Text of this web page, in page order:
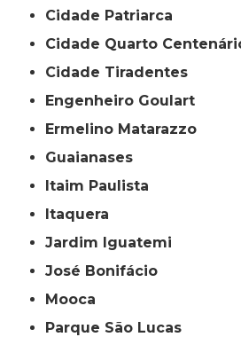
Cidade Patriarca
Cidade Quarto
Cidade Tiradentes
Engenheiro Goulart
Ermelino Matarazzo
Guaianases
Itaim Paulista
Itaquera
Jardim Iguatemi
José Bonifácio
Mooca
Parque São Lucas